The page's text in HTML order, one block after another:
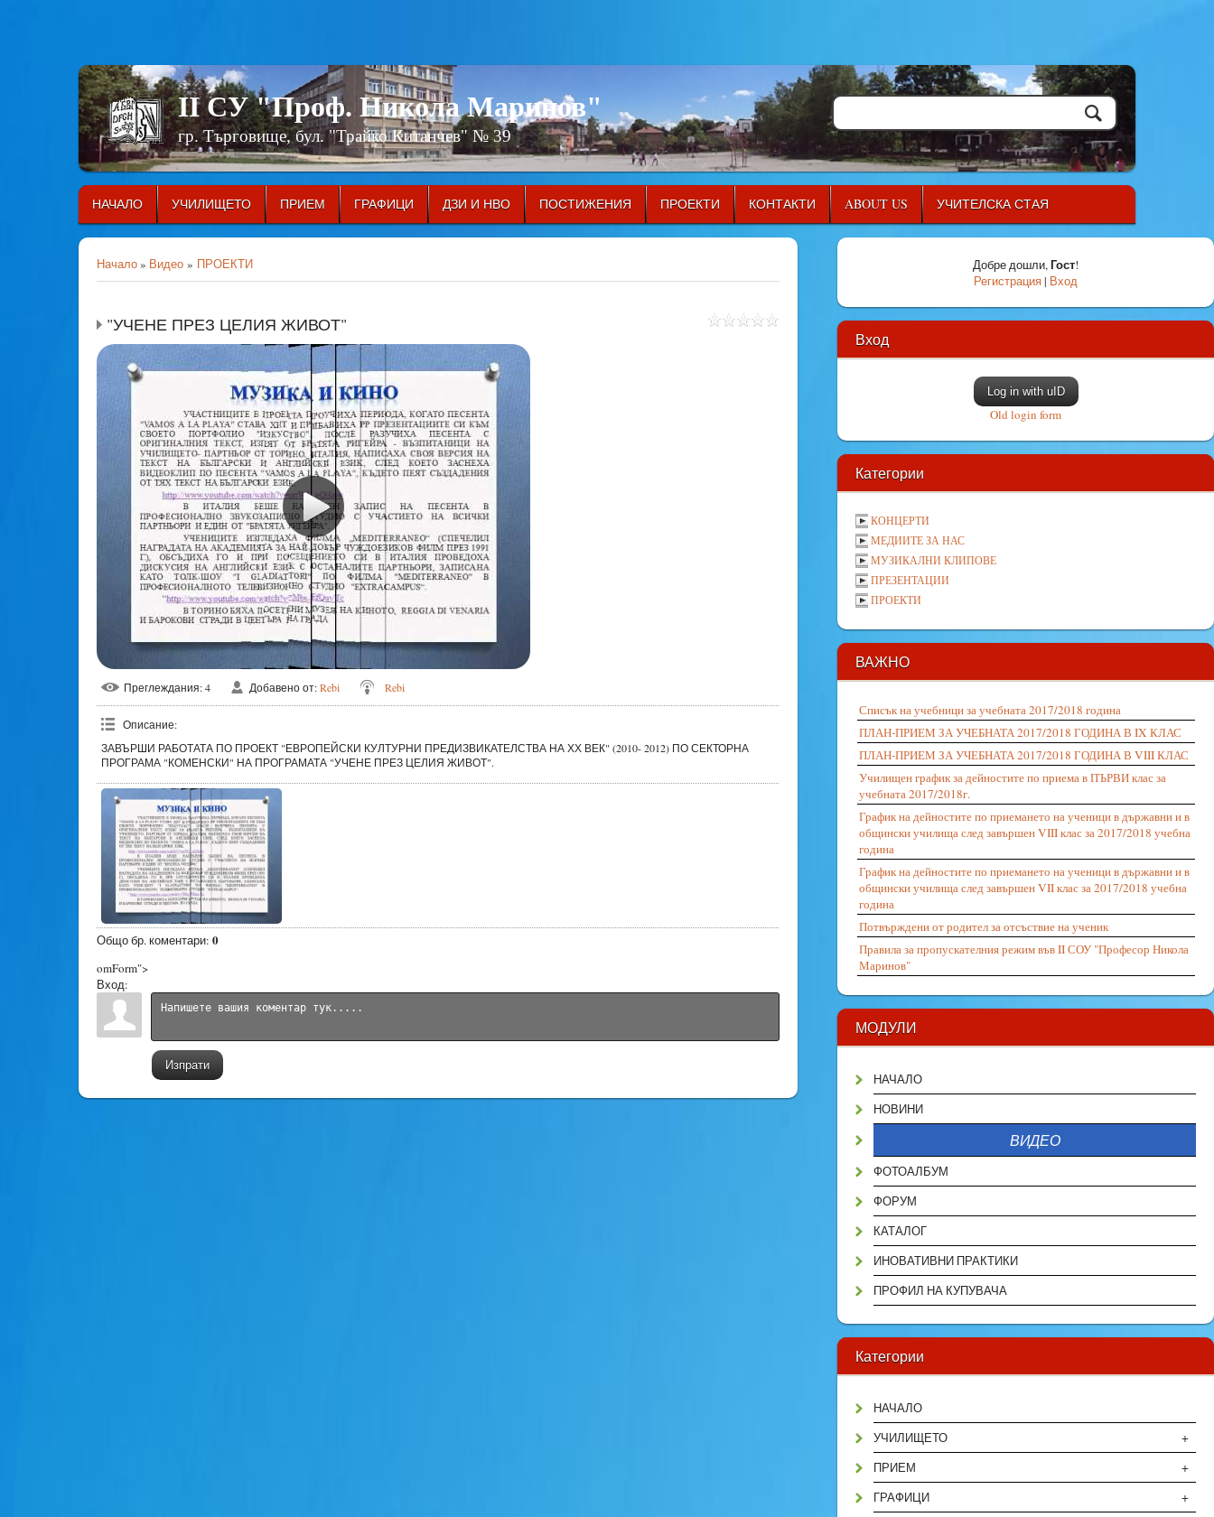
II СУ "Проф. Никола Маринов"
гр. Търговище, бул. "Трайко Китанчев" № 39
НАЧАЛО УЧИЛИЩЕТО ПРИЕМ ГРАФИЦИ ДЗИ И НВО ПОСТИЖЕНИЯ ПРОЕКТИ КОНТАКТИ ABOUT US УЧИТЕЛСКА СТАЯ
Начало» Видео » ПРОЕКТИ
"УЧЕНЕ ПРЕЗ ЦЕЛИЯ ЖИВОТ"
Преглеждания: 4 Добавено от:Rebi Rebi
Описание:
ЗАВЪРШИ РАБОТАТА ПО ПРОЕКТ "ЕВРОПЕЙСКИ КУЛТУРНИ ПРЕДИЗВИКАТЕЛСТВА НА ХХ ВЕК" (2010- 2012) ПО СЕКТОРНА
ПРОГРАМА "КОМЕНСКИ" НА ПРОГРАМАТА "УЧЕНЕ ПРЕЗ ЦЕЛИЯ ЖИВОТ".
Общо бр. коментари: 0
omForm">
Вход:
Изпрати
Добре дошли,Гост!
Регистрация| Вход
Вход
Log in with uID
Old login form
Категории
КОНЦЕРТИ
МЕДИИТЕ ЗА НАС
МУЗИКАЛНИ КЛИПОВЕ
ПРЕЗЕНТАЦИИ
ПРОЕКТИ
ВАЖНО
Списък на учебници за учебната 2017/2018 година
ПЛАН-ПРИЕМ ЗА УЧЕБНАТА 2017/2018 ГОДИНА В IX КЛАС
ПЛАН-ПРИЕМ ЗА УЧЕБНАТА 2017/2018 ГОДИНА В VIII КЛАС
Училищен график за дейностите по приема в ПЪРВИ клас за
учебната 2017/2018г.
График на дейностите по приемането на ученици в държавни и в
общински училища след завършен VIII клас за 2017/2018 учебна
година
График на дейностите по приемането на ученици в държавни и в
общински училища след завършен VII клас за 2017/2018 учебна
година
Потвърждени от родител за отсъствие на ученик
Правила за пропускателния режим във II СОУ "Професор Никола
Маринов"
МОДУЛИ
НАЧАЛО
НОВИНИ
ВИДЕО
ФОТОАЛБУМ
ФОРУМ
КАТАЛОГ
ИНОВАТИВНИ ПРАКТИКИ
ПРОФИЛ НА КУПУВАЧА
Категории
НАЧАЛО
+
УЧИЛИЩЕТО
+
ПРИЕМ
+
ГРАФИЦИ